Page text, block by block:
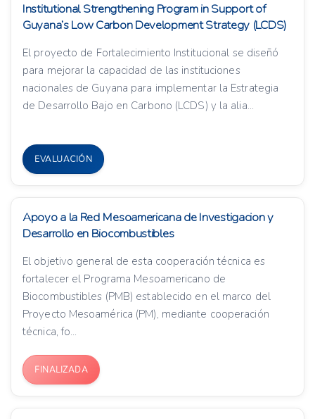
Institutional Strengthening Program in Support of
Guyana’s Low Carbon Development Strategy (LCDS)
El proyecto de Fortalecimiento Institucional se diseñó
para mejorar la capacidad de las instituciones
nacionales de Guyana para implementar la Estrategia
de Desarrollo Bajo en Carbono (LCDS) y la alia...
EVALUACIÓN
Apoyo a la Red Mesoamericana de Investigacion y
Desarrollo en Biocombustibles
El objetivo general de esta cooperación técnica es
fortalecer el Programa Mesoamericano de
Biocombustibles (PMB) establecido en el marco del
Proyecto Mesoamérica (PM), mediante cooperación
técnica, fo...
FINALIZADA